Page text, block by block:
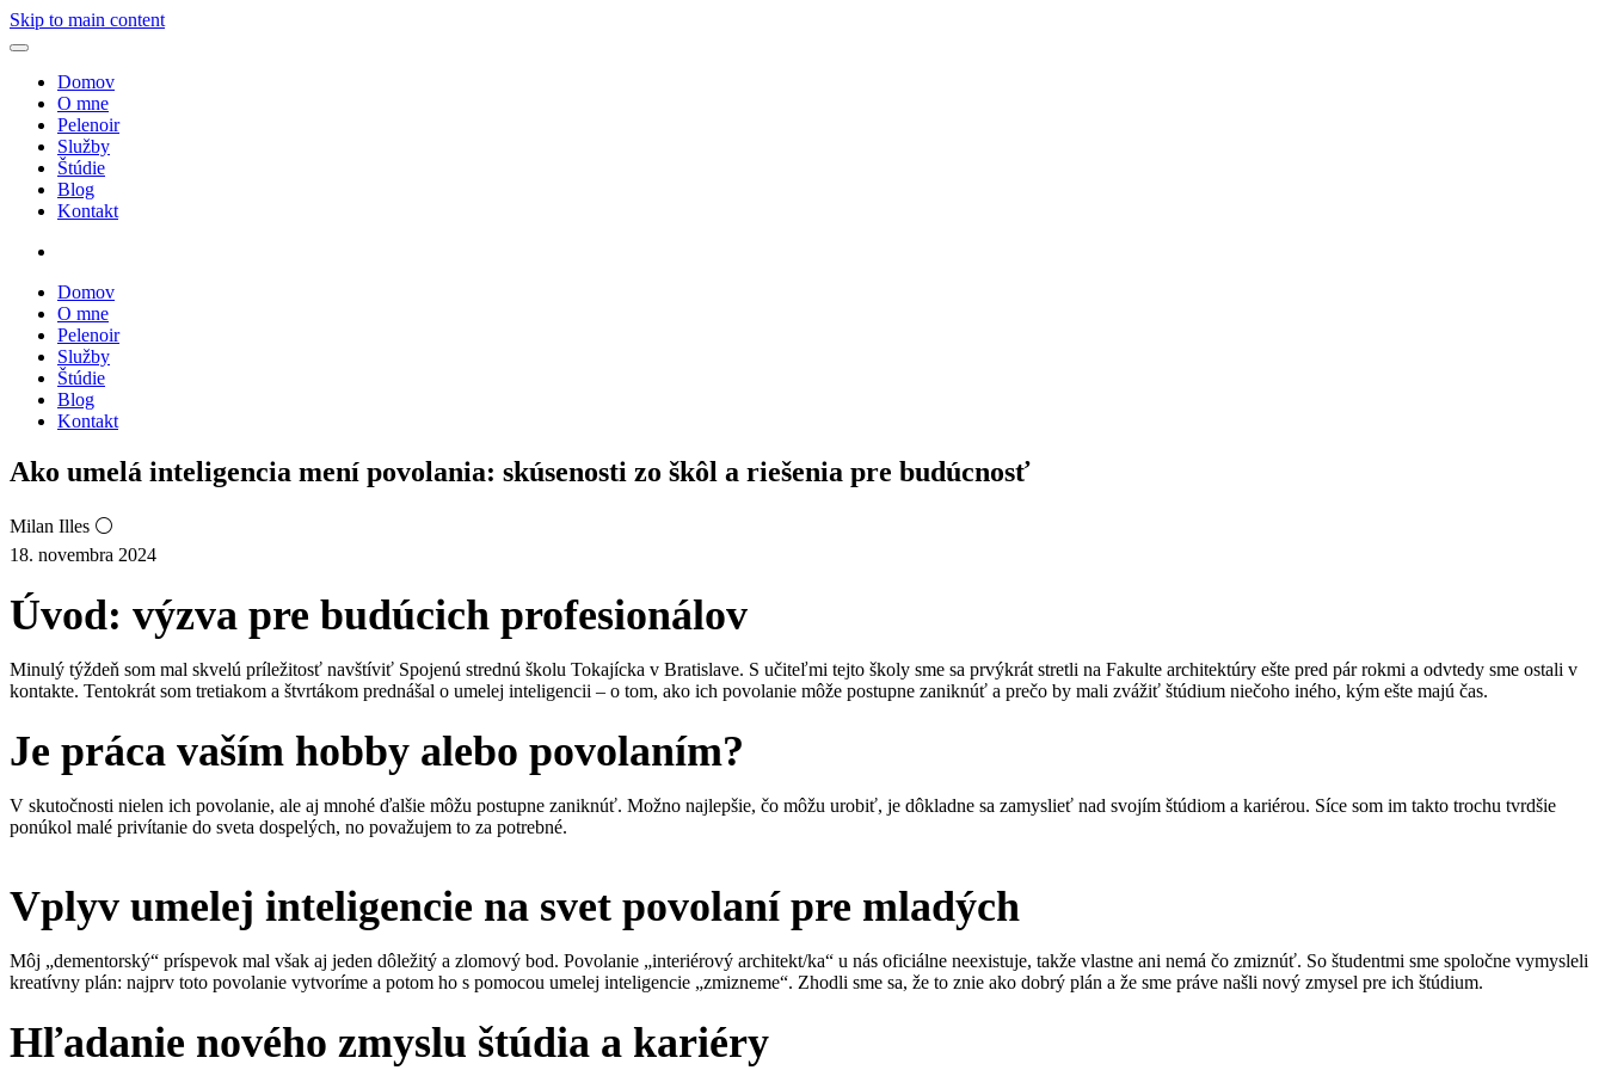
Skip to main content
Domov
O mne
Pelenoir
Služby
Štúdie
Blog
Kontakt
Domov
O mne
Pelenoir
Služby
Štúdie
Blog
Kontakt
Ako umelá inteligencia mení povolania: skúsenosti zo škôl a riešenia pre budúcnosť
Milan Illes ⚪
18. novembra 2024
Úvod: výzva pre budúcich profesionálov
Minulý týždeň som mal skvelú príležitosť navštíviť Spojenú strednú školu Tokajícka v Bratislave. S učiteľmi tejto školy sme sa prvýkrát stretli na Fakulte architektúry ešte pred pár rokmi a odvtedy sme ostali v
kontakte. Tentokrát som tretiakom a štvrtákom prednášal o umelej inteligencii – o tom, ako ich povolanie môže postupne zaniknúť a prečo by mali zvážiť štúdium niečoho iného, kým ešte majú čas.
Je práca vaším hobby alebo povolaním?
V skutočnosti nielen ich povolanie, ale aj mnohé ďalšie môžu postupne zaniknúť. Možno najlepšie, čo môžu urobiť, je dôkladne sa zamyslieť nad svojím štúdiom a kariérou. Síce som im takto trochu tvrdšie
ponúkol malé privítanie do sveta dospelých, no považujem to za potrebné.
Vplyv umelej inteligencie na svet povolaní pre mladých
Môj „dementorský“ príspevok mal však aj jeden dôležitý a zlomový bod. Povolanie „interiérový architekt/ka“ u nás oficiálne neexistuje, takže vlastne ani nemá čo zmiznúť. So študentmi sme spoločne vymysleli
kreatívny plán: najprv toto povolanie vytvoríme a potom ho s pomocou umelej inteligencie „zmizneme“. Zhodli sme sa, že to znie ako dobrý plán a že sme práve našli nový zmysel pre ich štúdium.
Hľadanie nového zmyslu štúdia a kariéry